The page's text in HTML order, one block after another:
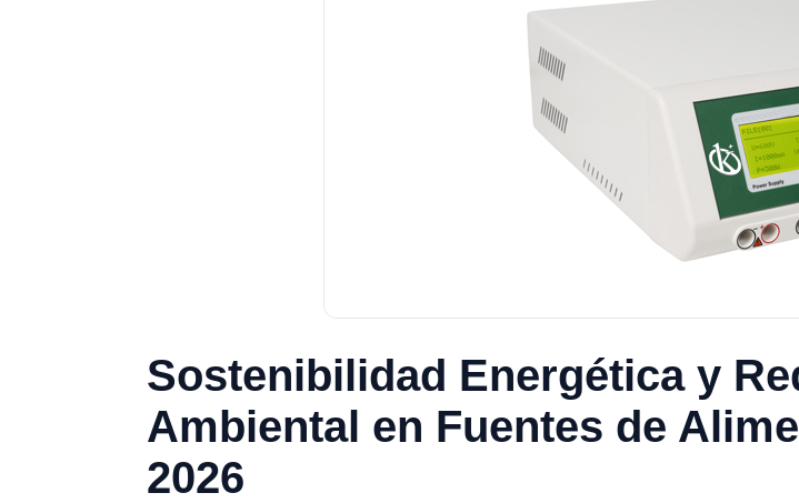
Sostenibilidad Energética y
Ambiental en Fuentes de
2026